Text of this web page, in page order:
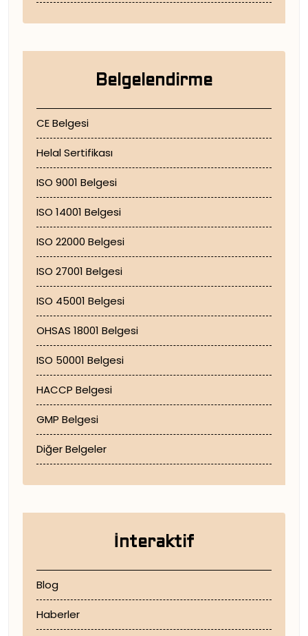
Belgelendirme
CE Belgesi
Helal Sertifikası
ISO 9001 Belgesi
ISO 14001 Belgesi
ISO 22000 Belgesi
ISO 27001 Belgesi
ISO 45001 Belgesi
OHSAS 18001 Belgesi
ISO 50001 Belgesi
HACCP Belgesi
GMP Belgesi
Diğer Belgeler
İnteraktif
Blog
Haberler